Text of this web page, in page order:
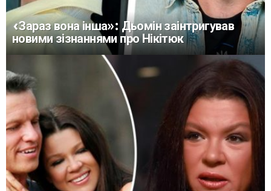
«Зараз вона інша»: Дьомін заінтригував
новими зізнаннями про Нікітюк